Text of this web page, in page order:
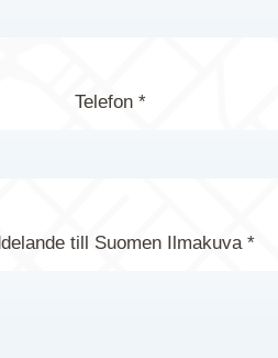
Telefon *
till Suomen Ilmakuva *